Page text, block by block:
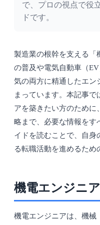
で、プロの視点で役
ドです。
製造業の根幹を支える「
の普及や電気自動車（
気の両方に精通したエン
まっています。本記事で
アを築きたい方のために
略まで、必要な情報をす
イドを読むことで、自身
る転職活動を進めるため
機電エンジニ
機電エンジニアは、機械